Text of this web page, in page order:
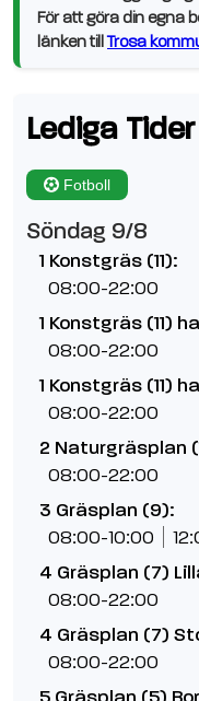
För att göra din egna
länken tillTrosa
Lediga Tider
Fotboll
Söndag 9/8
1 Konstgräs (11):
08:00-22:00
1 Konstgräs (11)
08:00-22:00
1 Konstgräs (11)
08:00-22:00
2 Naturgräsplan
08:00-22:00
3 Gräsplan (9):
08:00-10:00
4 Gräsplan (7)
08:00-22:00
4 Gräsplan (7)
08:00-22:00